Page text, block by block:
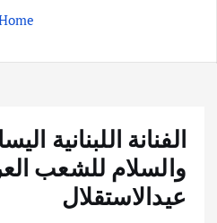
الفنانة اللبنانية
والسلام للشعب
عيدالاستقلال